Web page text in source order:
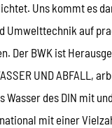
Uns kommt es
Umwelttechnik auf
Der BWK ist
UND ABFALL,
Wasser des DIN mit
mit einer